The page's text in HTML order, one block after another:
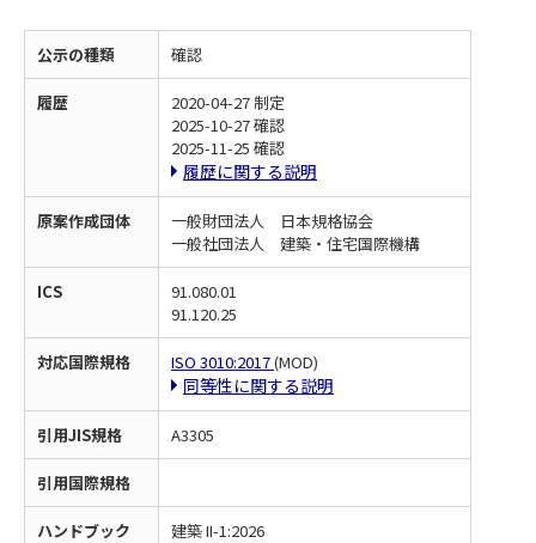
公示の種類 確認
履歴
2020-04-27 制定
2025-10-27 確認
2025-11-25 確認
履歴に関する説明
原案作成団体
一般財団法人 日本規格協会
一般社団法人 建築・住宅国際機構
ICS
91.080.01
91.120.25
対応国際規格 ISO 3010:2017(MOD)
同等性に関する説明
引用JIS規格 A3305
引用国際規格
ハンドブック 建築 II-1:2026